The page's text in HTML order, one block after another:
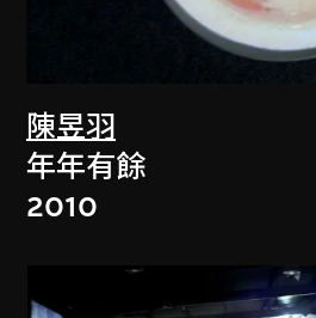
陳昱羽
年年有餘
2010